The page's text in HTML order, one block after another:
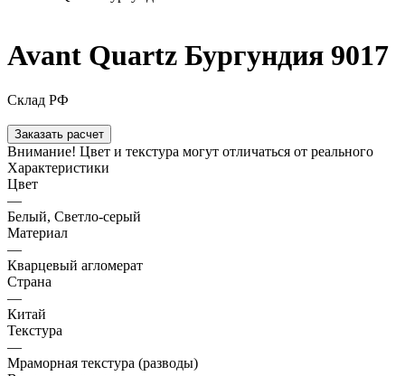
Avant Quartz Бургундия 9017
Склад РФ
Заказать расчет
Внимание! Цвет и текстура могут отличаться от реального
Характеристики
Цвет
—
Белый, Светло-серый
Материал
—
Кварцевый агломерат
Страна
—
Китай
Текстура
—
Мраморная текстура (разводы)